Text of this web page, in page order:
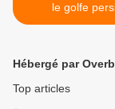
le golfe
Hébergé par
Top articles